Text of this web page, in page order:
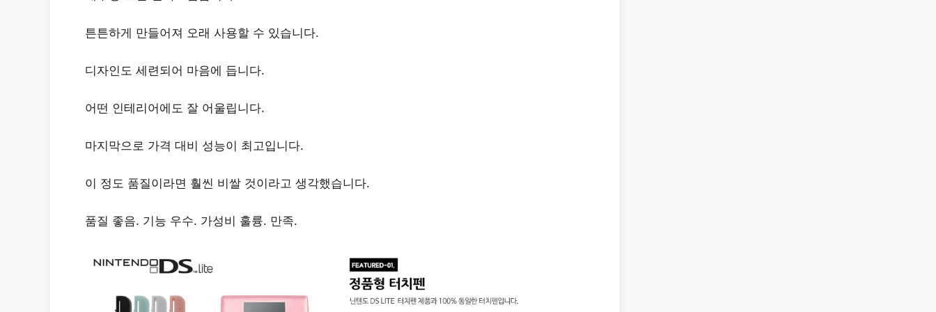
튼튼하게 만들어져 오래 사용할 수 있습니다.
디자인 도 세련되어 마음에 듭니다.
어떤 인테리어에도 잘 어울립니다.
마지막으로 가격 대비 성능이 최고입니다.
이 정도 품질이라면 훨씬 비쌀 것이라고 생각했습니다.
품질 좋음. 기능 우수. 가성비 훌륭. 만족.